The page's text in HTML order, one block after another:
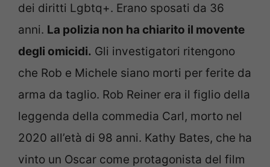
dei diritti Lgbtq+. Erano sposati da 36
anni. La polizia non ha chiarito il movente
degli omicidi. Gli investigatori ritengono
che Rob e Michele siano morti per ferite da
arma da taglio. Rob Reiner era il figlio della
leggenda della commedia Carl, morto nel
2020 all’età di 98 anni. Kathy Bates, che ha
vinto un Oscar come protagonista del film